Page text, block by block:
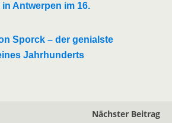
Antwerpen im 16.
Sporck – der genialste
Jahrhunderts
Nächster Beitrag